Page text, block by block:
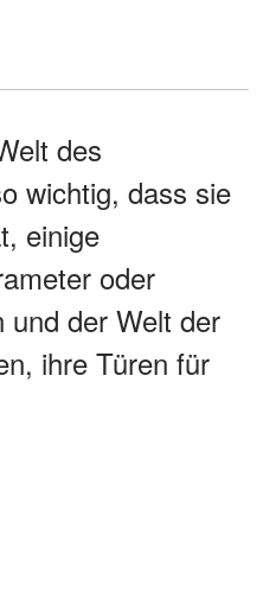
des
wichtig, dass sie
einige
oder
und der Welt der
ihre Türen für